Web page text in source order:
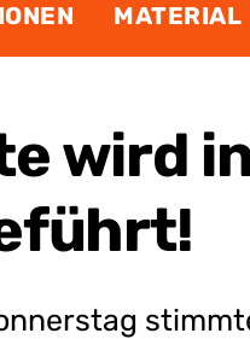
MATERIAL
wird